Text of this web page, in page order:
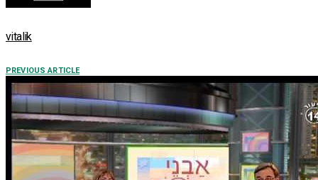
vitalik
PREVIOUS ARTICLE